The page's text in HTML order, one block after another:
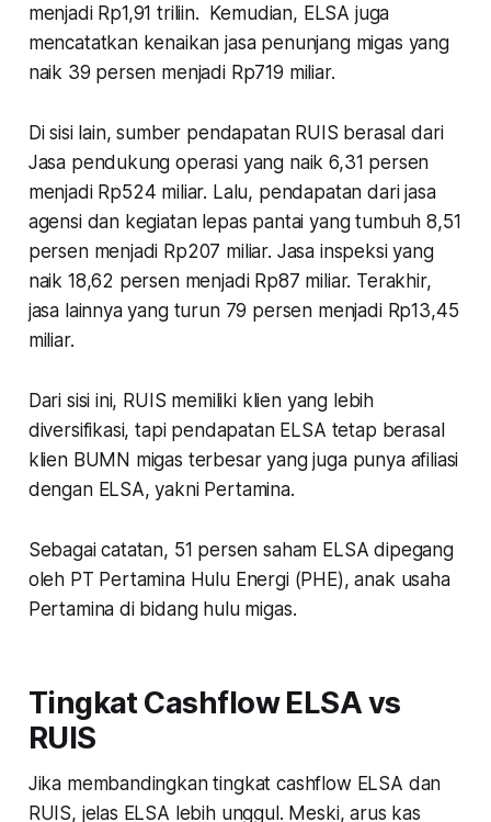
menjadi Rp1,91 triliin. Kemudian, ELSA juga
mencatatkan kenaikan jasa penunjang migas yang
naik 39 persen menjadi Rp719 miliar.
Di sisi lain, sumber pendapatan RUIS berasal dari
Jasa pendukung operasi yang naik 6,31 persen
menjadi Rp524 miliar. Lalu, pendapatan dari jasa
agensi dan kegiatan lepas pantai yang tumbuh 8,51
persen menjadi Rp207 miliar. Jasa inspeksi yang
naik 18,62 persen menjadi Rp87 miliar. Terakhir,
jasa lainnya yang turun 79 persen menjadi Rp13,45
miliar.
Dari sisi ini, RUIS memiliki klien yang lebih
diversifikasi, tapi pendapatan ELSA tetap berasal
klien BUMN migas terbesar yang juga punya afiliasi
dengan ELSA, yakni Pertamina.
Sebagai catatan, 51 persen saham ELSA dipegang
oleh PT Pertamina Hulu Energi (PHE), anak usaha
Pertamina di bidang hulu migas.
Tingkat Cashflow ELSA vs
RUIS
Jika membandingkan tingkat cashflow ELSA dan
RUIS, jelas ELSA lebih unggul. Meski, arus kas